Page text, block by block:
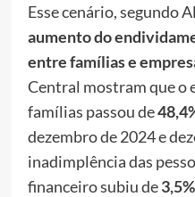
Esse cenário, segundo
aumento do
entre famílias e
Central mostram que o
famílias passou de
dezembro de 2024 e
inadimplência das
financeiro subiu de3,5%